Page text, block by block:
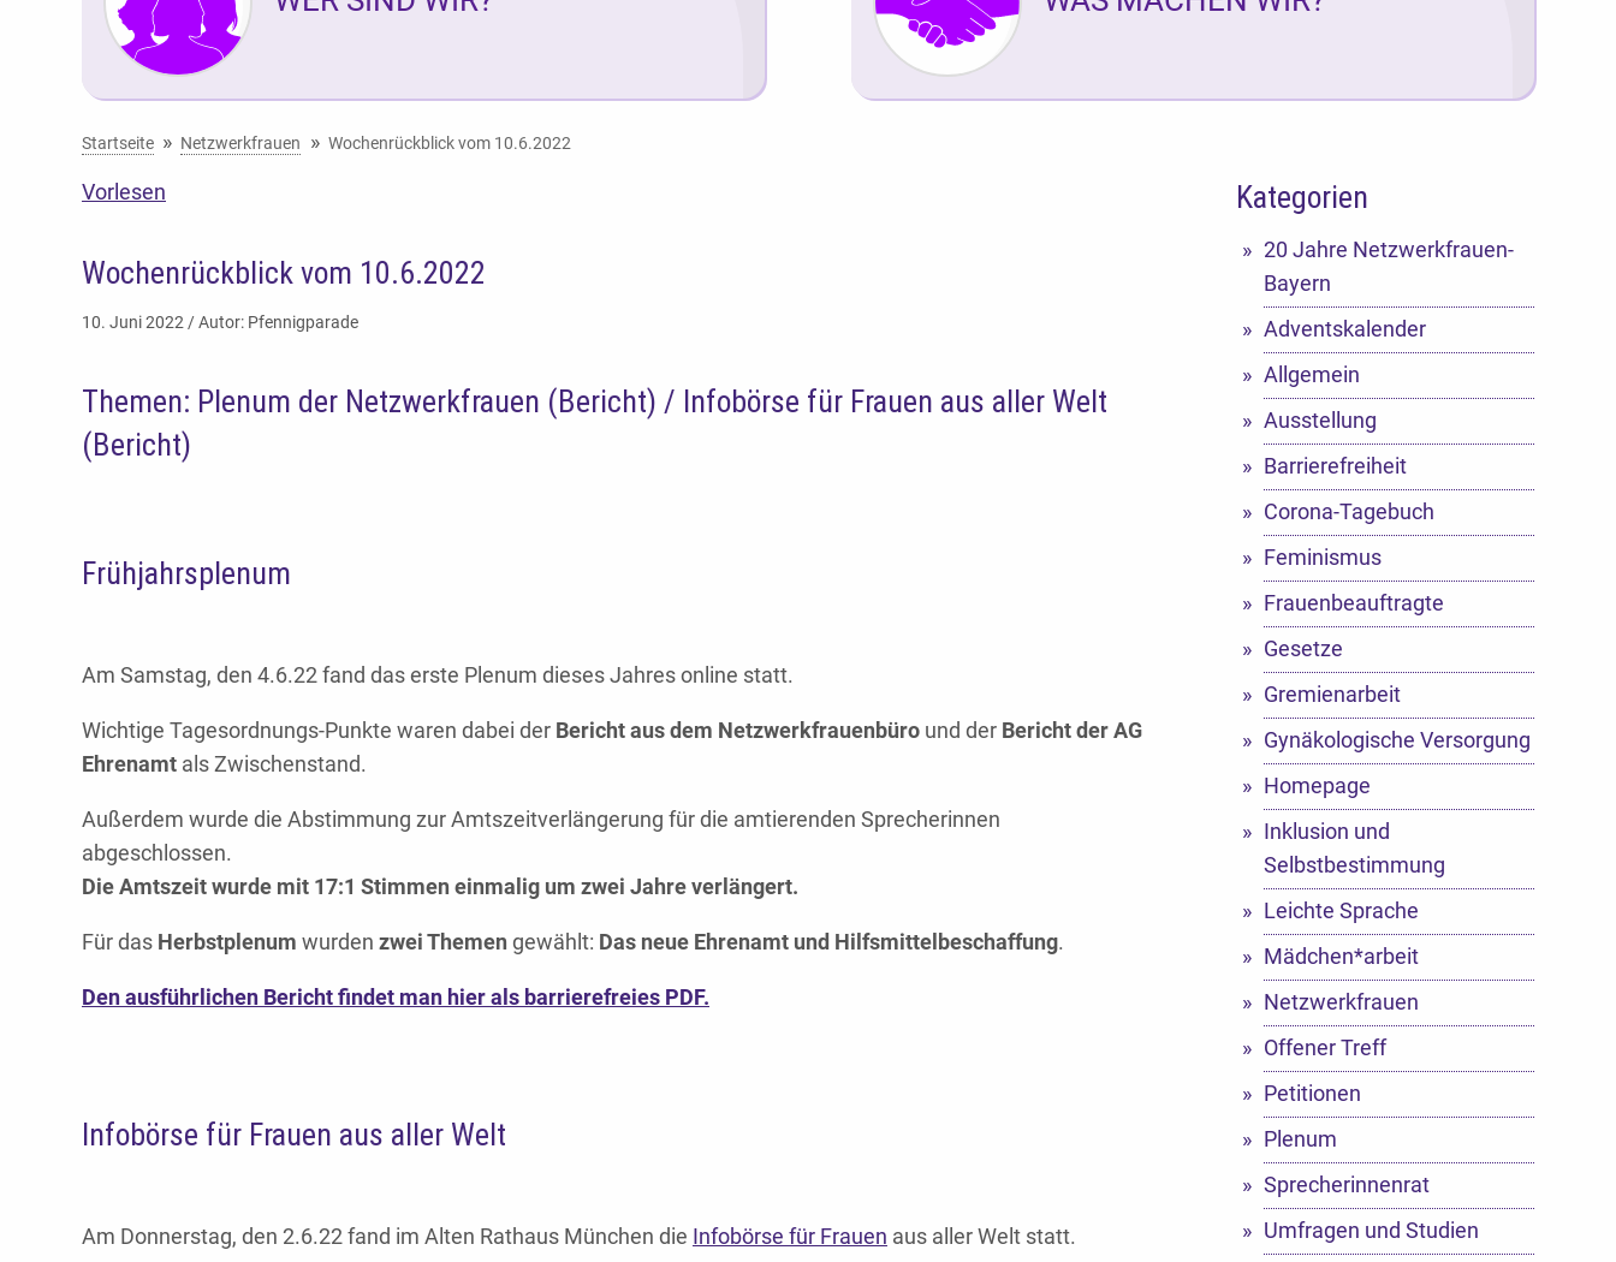
Sie befinden sich hier:
Startseite Netzwerkfrauen Wochenrückblick vom 10.6.2022
Vorlesen
Wochenrückblick vom 10.6.2022
10. Juni 2022 / Autor: Pfennigparade
Themen: Plenum der Netzwerkfrauen (Bericht) / Infobörse für Frauen aus aller Welt
(Bericht)
Frühjahrsplenum
Am Samstag, den 4.6.22 fand das erste Plenum dieses Jahres online statt.
Wichtige Tagesordnungs-Punkte waren dabei der Bericht aus dem Netzwerkfrauenbüro und der Bericht der AG
Ehrenamt als Zwischenstand.
Außerdem wurde die Abstimmung zur Amtszeitverlängerung für die amtierenden Sprecherinnen
abgeschlossen.
Die Amtszeit wurde mit 17:1 Stimmen einmalig um zwei Jahre verlängert.
Für das Herbstplenum wurden zwei Themen gewählt: Das neue Ehrenamt und Hilfsmittelbeschaffung.
Den ausführlichen Bericht findet man hier als barrierefreies PDF.
Infobörse für Frauen aus aller Welt
Am Donnerstag, den 2.6.22 fand im Alten Rathaus München die Infobörse für Frauen aus aller Welt statt.
Kategorien
20 Jahre Netzwerkfrauen-
Bayern
Adventskalender
Allgemein
Ausstellung
Barrierefreiheit
Corona-Tagebuch
Feminismus
Frauenbeauftragte
Gesetze
Gremienarbeit
Gynäkologische Versorgung
Homepage
Inklusion und
Selbstbestimmung
Leichte Sprache
Mädchen*arbeit
Netzwerkfrauen
Offener Treff
Petitionen
Plenum
Sprecherinnenrat
Umfragen und Studien